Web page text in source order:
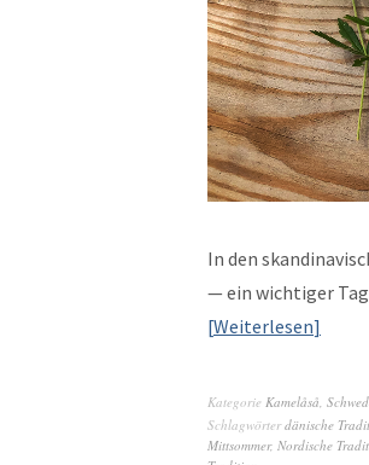
In den
— ein wichtiger
Weit­er­lesen
Kategorie Kamelåså
Schlagwörterdänische
Mittsommer, Nordische